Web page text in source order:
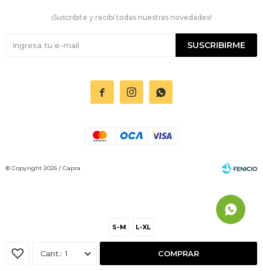
S-M L-XL
1 COMPRAR
  
¡Suscribite y recibí todas nuestras novedades!
SUSCRIBIRME
© Copyright 2026 / Capra